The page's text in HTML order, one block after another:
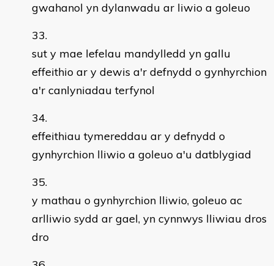
gwahanol yn dylanwadu ar liwio a goleuo
sut y mae lefelau mandylledd yn gallu
effeithio ar y dewis a'r defnydd o gynhyrchion
a'r canlyniadau terfynol
effeithiau tymereddau ar y defnydd o
gynhyrchion lliwio a goleuo a'u datblygiad
y mathau o gynhyrchion lliwio, goleuo ac
arlliwio sydd ar gael, yn cynnwys lliwiau dros
dro